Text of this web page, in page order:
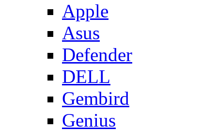
Apple
Asus
Defender
DELL
Gembird
Genius